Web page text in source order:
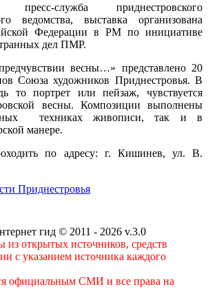
служба приднестровского
ведомства, выставка организована
Федерации в РМ по инициативе
дел ПМР.
весны…» представлено 20
Союза художников Приднестровья. В
то портрет или пейзаж, чувствуется
весны. Композиции выполнены
техниках живописи, так и в
манере.
по адресу: г. Кишинев, ул. В.
Приднестровья
гид © 2011 - 2026 v.3.0
из открытых источников, средств
с указанием источника каждого
официальным СМИ и все права на